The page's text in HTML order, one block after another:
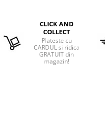
CLICK AND
COLLECT
Plateste cu
CARDUL si ridica
GRATUIT din
magazin!